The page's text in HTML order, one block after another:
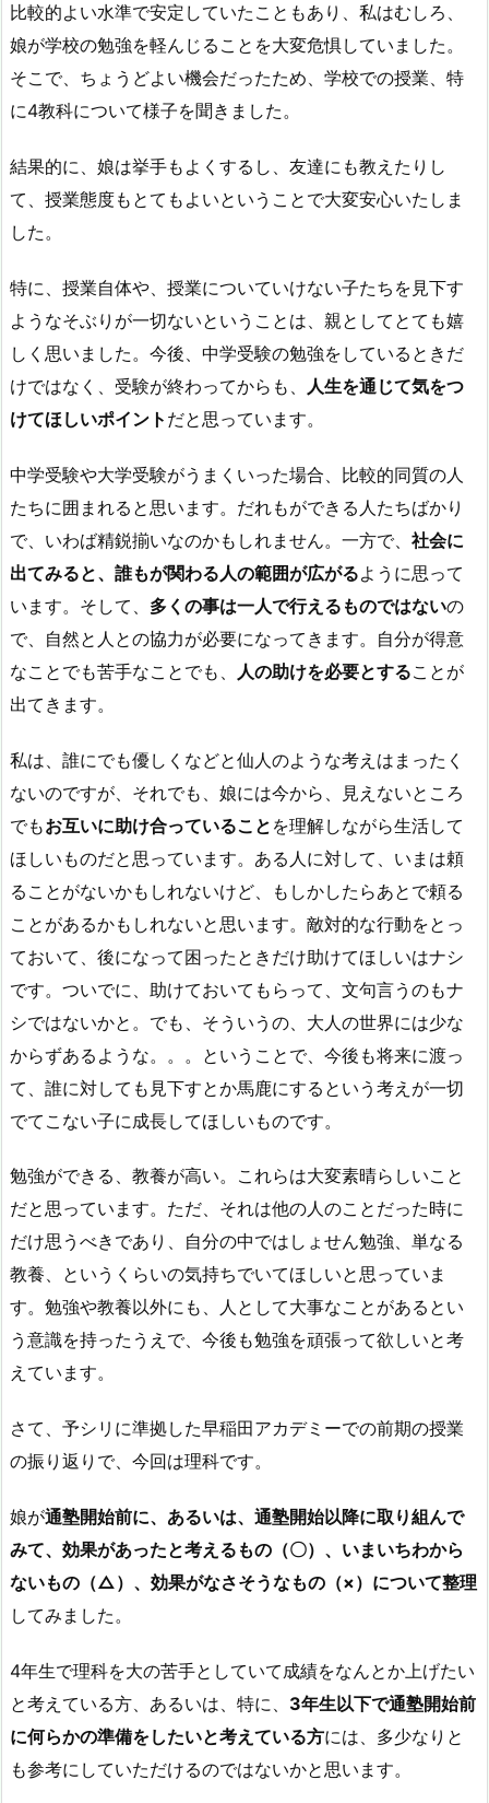
比較的よい水準で安定していたこともあり、私はむしろ、
娘が学校の勉強を軽んじることを大変危惧していました。
そこで、ちょうどよい機会だったため、学校での授業、特
に4教科について様子を聞きました。
結果的に、娘は挙手もよくするし、友達にも教えたりし
て、授業態度もとてもよいということで大変安心いたしま
した。
特に、授業自体や、授業についていけない子たちを見下す
ようなそぶりが一切ないということは、親としてとても嬉
しく思いました。今後、中学受験の勉強をしているときだ
けではなく、受験が終わってからも、
人生を通じて気をつ
けてほしいポイント だと思っています。
中学受験や大学受験がうまくいった場合、比較的同質の人
たちに囲まれると思います。だれもができる人たちばかり
で、いわば精鋭揃いなのかもしれません。一方で、 社会に
出てみると、誰もが関わる人の範囲が広がるように思って
います。そして、 多くの事は一人で行えるものではないの
で、自然と人との協力が必要になってきます。自分が得意
なことでも苦手なことでも、
人の助けを必要とすることが
出てきます。
私は、誰にでも優しくなどと仙人のような考えはまったく
ないのですが、それでも、娘には今から、見えないところ
でもお互いに助け合っていること を理解しながら生活して
ほしいものだと思っています。ある人に対して、いまは頼
ることがないかもしれないけど、もしかしたらあとで頼る
ことがあるかもしれないと思います。敵対的な行動をとっ
ておいて、後になって困ったときだけ助けてほしいはナシ
です。ついでに、助けておいてもらって、文句言うのもナ
シではないかと。でも、そういうの、大人の世界には少な
からずあるような。。。ということで、今後も将来に渡っ
て、誰に対しても見下すとか馬鹿にするという考えが一切
でてこない子に成長してほしいものです。
勉強ができる、教養が高い。これらは大変素晴らしいこと
だと思っています。ただ、それは他の人のことだった時に
だけ思うべきであり、自分の中ではしょせん勉強、単なる
教養、というくらいの気持ちでいてほしいと思っていま
す。勉強や教養以外にも、人として大事なことがあるとい
う意識を持ったうえで、今後も勉強を頑張って欲しいと考
えています。
さて、予シリに準拠した早稲田アカデミーでの前期の授業
の振り返りで、今回は理科です。
娘が通塾開始前に、あるいは、通塾開始以降に取り組んで
みて、効果があったと考えるもの（〇）、いまいちわから
ないもの（△）、効果がなさそうなもの（×）について整理
してみました。
4年生で理科を大の苦手としていて成績をなんとか上げたい
と考えている方、あるいは、特に、 3年生以下で通塾開始前
に何らかの準備をしたいと考えている方には、多少なりと
も参考にしていただけるのではないかと思います。